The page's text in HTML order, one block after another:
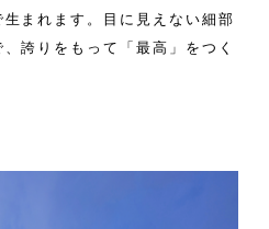
まれます。 目に見えない細部
、誇りをもって「最高」をつく